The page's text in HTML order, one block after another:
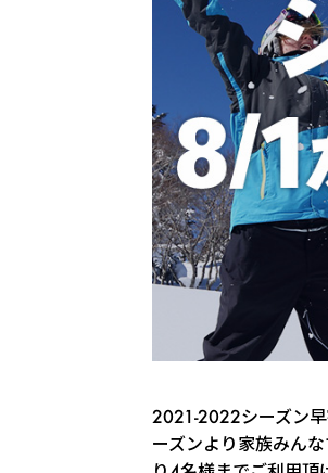
2021-2022シーズン
ーズンより家族みん